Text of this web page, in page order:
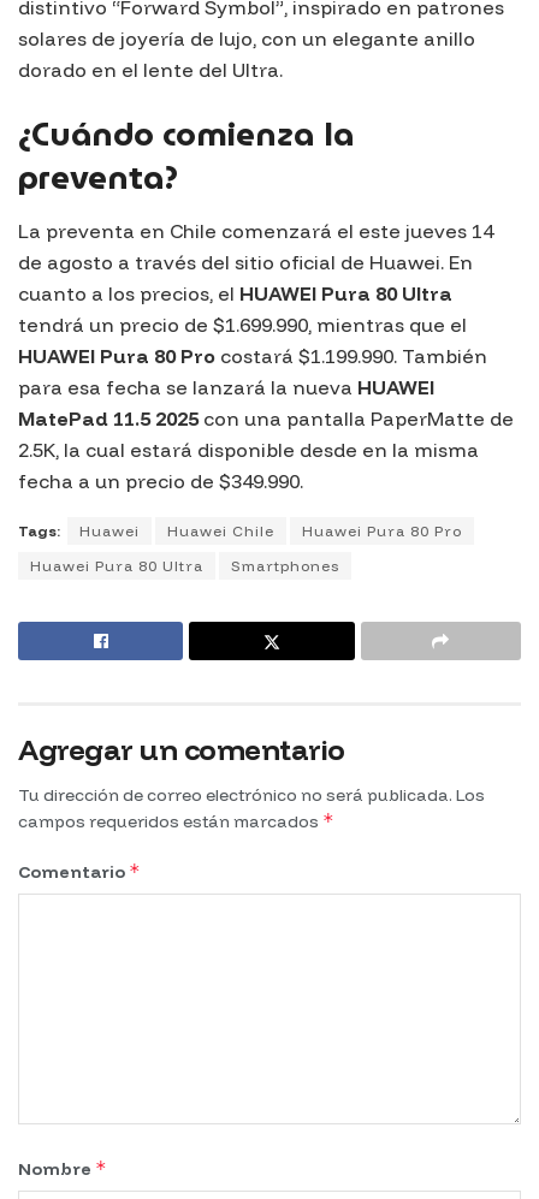
distintivo “Forward Symbol”, inspirado en patrones
solares de joyería de lujo, con un elegante anillo
dorado en el lente del Ultra.
¿Cuándo comienza la
preventa?
La preventa en Chile comenzará el este jueves 14
de agosto a través del sitio oficial de Huawei. En
cuanto a los precios, el HUAWEI Pura 80 Ultra
tendrá un precio de $1.699.990, mientras que el
HUAWEI Pura 80 Pro costará $1.199.990. También
para esa fecha se lanzará la nueva HUAWEI
MatePad 11.5 2025con una pantalla PaperMatte de
2.5K, la cual estará disponible desde en la misma
fecha a un precio de $349.990.
Tags: Huawei Huawei Chile
Huawei Pura 80 Pro
Huawei Pura 80 Ultra
Smartphones
Agregar un comentario
Tu dirección de correo electrónico no será publicada. Los
campos requeridos están marcados *
Comentario *
Nombre *